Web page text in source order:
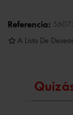
Referencia:
A Lista De Deseos